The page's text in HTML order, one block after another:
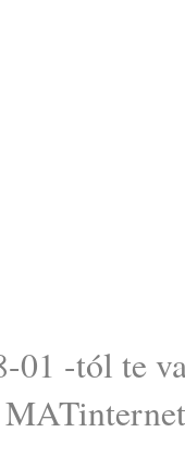
01 -tól te
MATinternet